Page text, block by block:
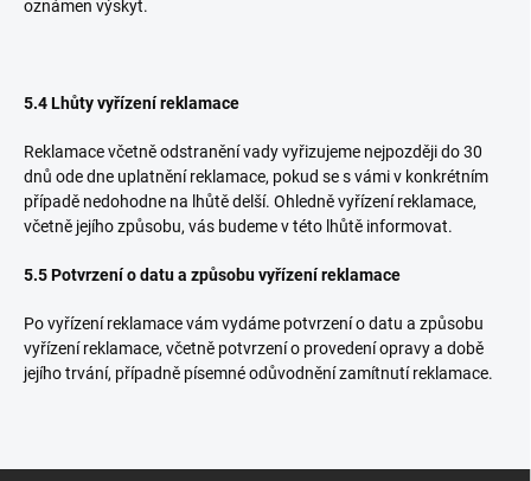
oznámen výskyt.
5.4 Lhůty vyřízení reklamace
Reklamace včetně odstranění vady vyřizujeme nejpozději do 30
dnů ode dne uplatnění reklamace, pokud se s vámi v konkrétním
případě nedohodne na lhůtě delší. Ohledně vyřízení reklamace,
včetně jejího způsobu, vás budeme v této lhůtě informovat.
5.5 Potvrzení o datu a způsobu vyřízení reklamace
Po vyřízení reklamace vám vydáme potvrzení o datu a způsobu
vyřízení reklamace, včetně potvrzení o provedení opravy a době
jejího trvání, případně písemné odůvodnění zamítnutí reklamace.